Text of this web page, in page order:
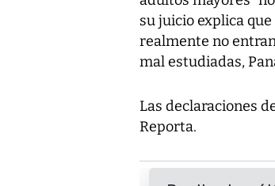
su juicio explica
realmente no
mal estudiadas,
Las declaraciones
Reporta.